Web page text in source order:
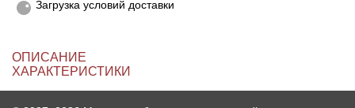
Загрузка условий доставки
ОПИСАНИЕ
ХАРАКТЕРИСТИКИ
Полочки для лука
Ножи складные